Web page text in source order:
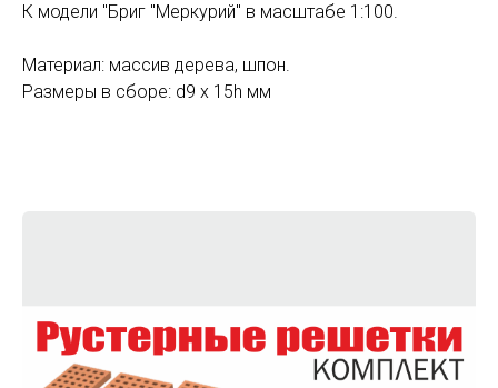
К модели "Бриг "Меркурий" в масштабе 1:100.
Материал: массив дерева, шпон.
Размеры в сборе: d9 х 15h мм